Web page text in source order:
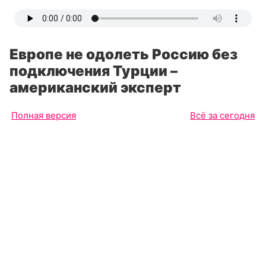
Европе не одолеть Россию без
подключения Турции –
американский эксперт
Полная версия Всё за сегодня